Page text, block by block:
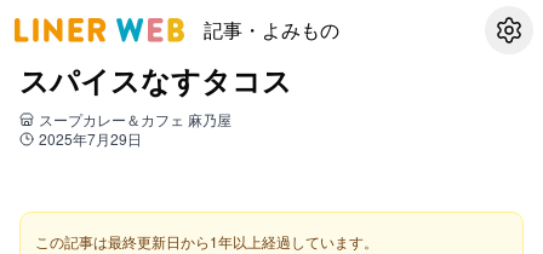
記事・よみもの 設定
スパイスなすタコス
スープカレー＆カフェ 麻乃屋
2025年7月29日
この記事は最終更新日から1年以上経過しています。